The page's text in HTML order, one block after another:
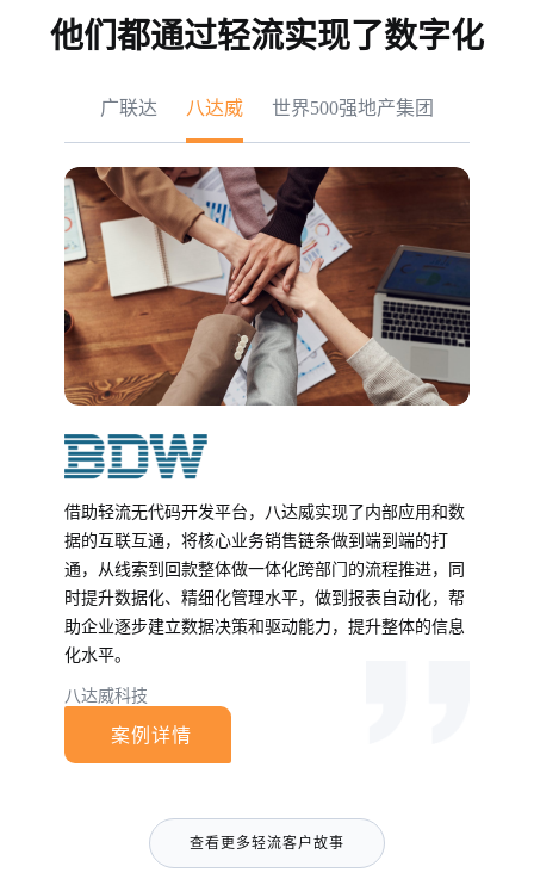
他们都通过轻流实现了数字化
广联达 八达威 世界500强地产集团
借助轻流无代码开发平台，八达威实现了内部应用和数
据的互联互通，将核心业务销售链条做到端到端的打
通，从线索到回款整体做一体化跨部门的流程推进，同
时提升数据化、精细化管理水平，做到报表自动化，帮
助企业逐步建立数据决策和驱动能力，提升整体的信息
化水平。
八达威科技
案例详情
查看更多轻流客户故事